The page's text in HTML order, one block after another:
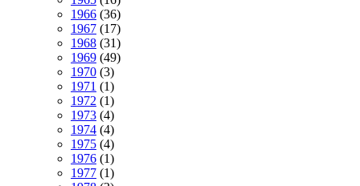
1966 (36)
1967 (17)
1968 (31)
1969 (49)
1970 (3)
1971 (1)
1972 (1)
1973 (4)
1974 (4)
1975 (4)
1976 (1)
1977 (1)